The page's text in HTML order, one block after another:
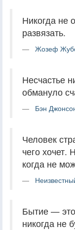
Никогда не
развязать.
Жозеф
Несчастье
обмануло
Бэн
Человек
чего хочет.
когда не
Бытие —
никогда не